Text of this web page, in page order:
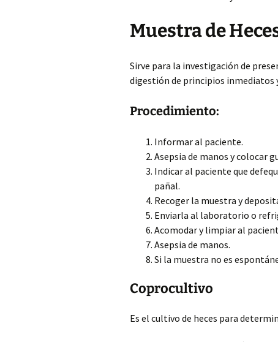
Muestra de
Sirve para la investigación de
digestión de principios inmediatos
Procedimiento:
Informar al paciente.
Asepsia de manos y colocar
Indicar al paciente que
pañal.
Recoger la muestra y
Enviarla al laboratorio o
Acomodar y limpiar al
Asepsia de manos.
Si la muestra no es
Coprocultivo
Es el cultivo de heces para